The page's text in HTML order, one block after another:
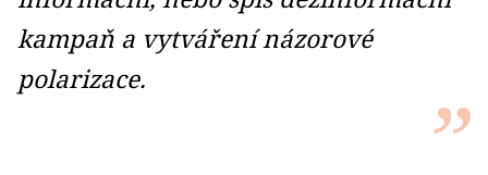
kampaň a vytváření názorové
polarizace.